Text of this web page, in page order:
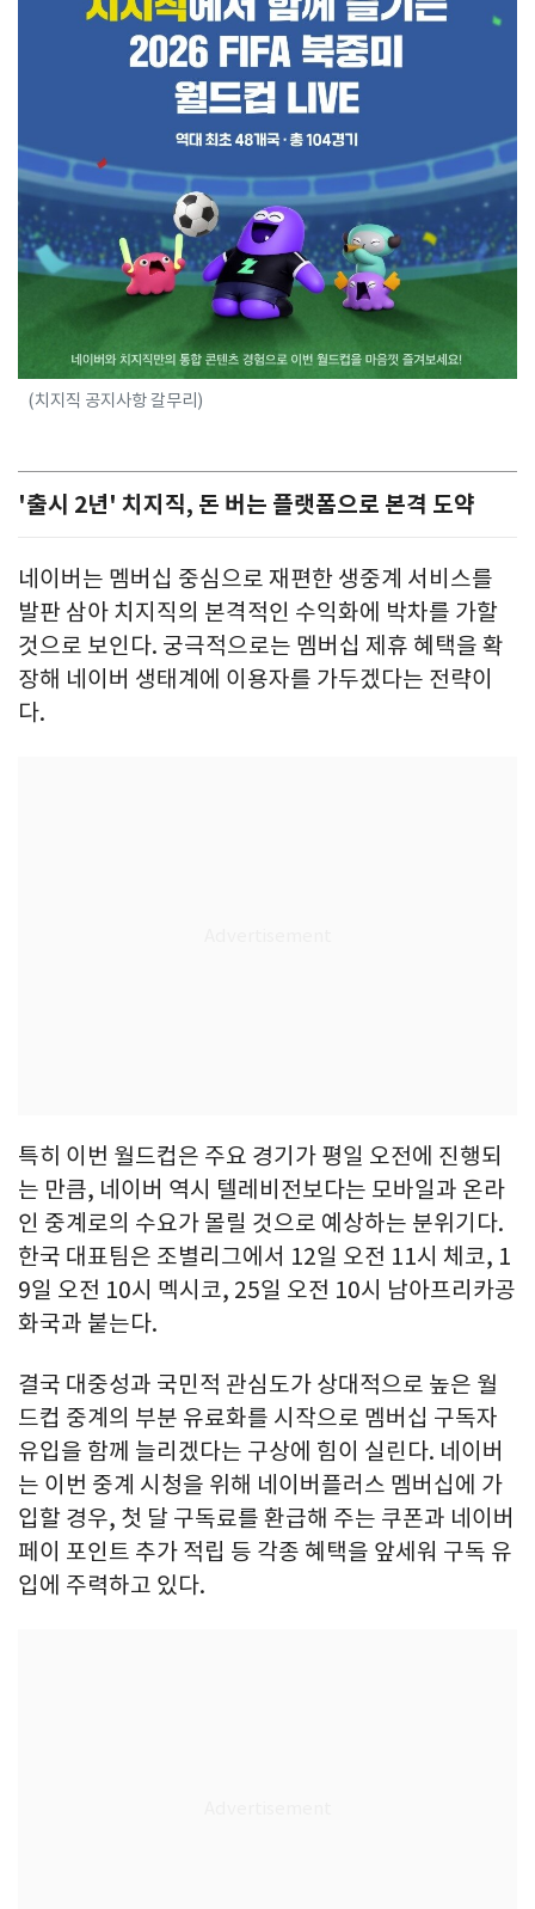
(치지직 공지사항 갈무리)
'출시 2년' 치지직, 돈 버는 플랫폼으로 본격 도약
네이버는 멤버십 중심으로 재편한 생중계 서비스를
발판 삼아 치지직의 본격적인 수익화에 박차를 가할
것으로 보인다. 궁극적으로는 멤버십 제휴 혜택을 확
장해 네이버 생태계에 이용자를 가두겠다는 전략이
다.
특히 이번 월드컵은 주요 경기가 평일 오전에 진행되
는 만큼, 네이버 역시 텔레비전보다는 모바일과 온라
인 중계로의 수요가 몰릴 것으로 예상하는 분위기다.
한국 대표팀은 조별리그에서 12일 오전 11시 체코, 1
9일 오전 10시 멕시코, 25일 오전 10시 남아프리카공
화국과 붙는다.
결국 대중성과 국민적 관심도가 상대적으로 높은 월
드컵 중계의 부분 유료화를 시작으로 멤버십 구독자
유입을 함께 늘리겠다는 구상에 힘이 실린다. 네이버
는 이번 중계 시청을 위해 네이버플러스 멤버십에 가
입할 경우, 첫 달 구독료를 환급해 주는 쿠폰과 네이버
페이 포인트 추가 적립 등 각종 혜택을 앞세워 구독 유
입에 주력하고 있다.